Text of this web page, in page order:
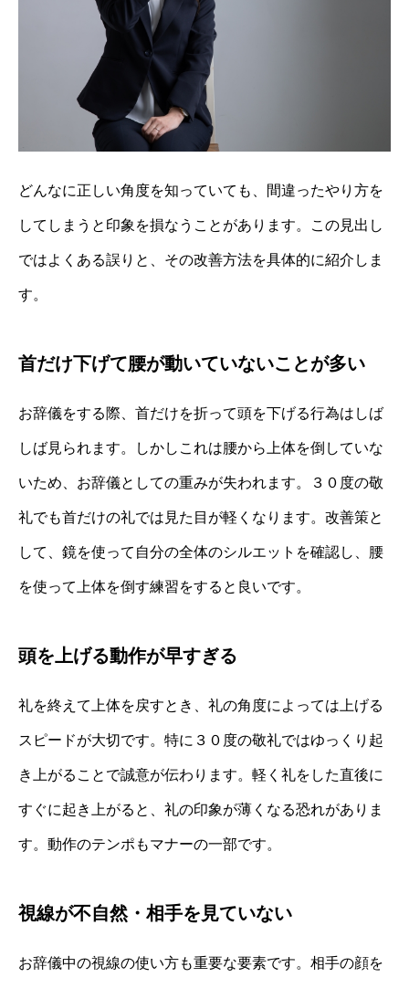
どんなに正しい角度を知っていても、間違ったやり方を
してしまうと印象を損なうことがあります。この見出し
ではよくある誤りと、その改善方法を具体的に紹介しま
す。
首だけ下げて腰が動いていないことが多い
お辞儀をする際、首だけを折って頭を下げる行為はしば
しば見られます。しかしこれは腰から上体を倒していな
いため、お辞儀としての重みが失われます。３０度の敬
礼でも首だけの礼では見た目が軽くなります。改善策と
して、鏡を使って自分の全体のシルエットを確認し、腰
を使って上体を倒す練習をすると良いです。
頭を上げる動作が早すぎる
礼を終えて上体を戻すとき、礼の角度によっては上げる
スピードが大切です。特に３０度の敬礼ではゆっくり起
き上がることで誠意が伝わります。軽く礼をした直後に
すぐに起き上がると、礼の印象が薄くなる恐れがありま
す。動作のテンポもマナーの一部です。
視線が不自然・相手を見ていない
お辞儀中の視線の使い方も重要な要素です。相手の顔を